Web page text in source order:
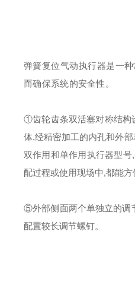
弹簧复位气动执行器是一
而确保系统的安全性。
①齿轮齿条双活塞对称结构
体,经精密加工的内孔和外
双作用和单作用执行器型
配过程或使用现场中,都能方
⑤外部侧面两个单独立的调
配置较长调节螺钉。